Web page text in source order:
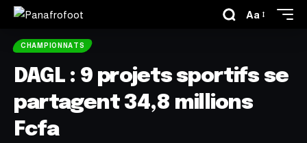
Aa
CHAMPIONNATS
DAGL : 9 projets sportifs se
partagent 34,8 millions
Fcfa